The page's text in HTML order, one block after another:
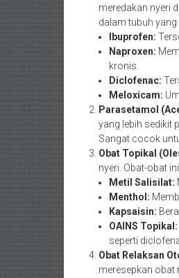
meredakan nyeri
dalam tubuh
Ibuprofen:
Naproxen:
kronis.
Diclofenac:
Meloxicam:
Parasetamol
yang lebih sedikit
Sangat cocok
Obat Topikal
nyeri. Obat-obat
Metil Salisilat:
Menthol:
Kapsaisin:
OAINS Topikal:
seperti
Obat Relaksan
meresepkan obat